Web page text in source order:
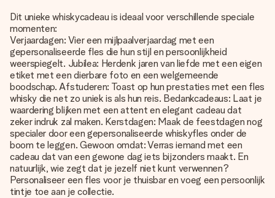
Dit unieke whiskycadeau is ideaal voor verschillende speciale
momenten:
Verjaardagen: Vier een mijlpaalverjaardag met een
gepersonaliseerde fles die hun stijl en persoonlijkheid
weerspiegelt. Jubilea: Herdenk jaren van liefde met een eigen
etiket met een dierbare foto en een welgemeende
boodschap. Afstuderen: Toast op hun prestaties met een fles
whisky die net zo uniek is als hun reis. Bedankcadeaus: Laat je
waardering blijken met een attent en elegant cadeau dat
zeker indruk zal maken. Kerstdagen: Maak de feestdagen nog
specialer door een gepersonaliseerde whiskyfles onder de
boom te leggen. Gewoon omdat: Verras iemand met een
cadeau dat van een gewone dag iets bijzonders maakt. En
natuurlijk, wie zegt dat je jezelf niet kunt verwennen?
Personaliseer een fles voor je thuisbar en voeg een persoonlijk
tintje toe aan je collectie.